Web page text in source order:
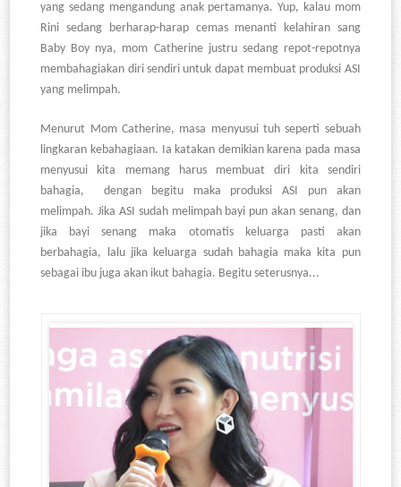
yang sedang mengandung anak pertamanya. Yup, kalau mom
Rini sedang berharap-harap cemas menanti kelahiran sang
Baby Boy nya, mom Catherine justru sedang repot-repotnya
membahagiakan diri sendiri untuk dapat membuat produksi ASI
yang melimpah.
Menurut Mom Catherine, masa menyusui tuh seperti sebuah
lingkaran kebahagiaan. Ia katakan demikian karena pada masa
menyusui kita memang harus membuat diri kita sendiri
bahagia, dengan begitu maka produksi ASI pun akan
melimpah. Jika ASI sudah melimpah bayi pun akan senang, dan
jika bayi senang maka otomatis keluarga pasti akan
berbahagia, lalu jika keluarga sudah bahagia maka kita pun
sebagai ibu juga akan ikut bahagia. Begitu seterusnya...